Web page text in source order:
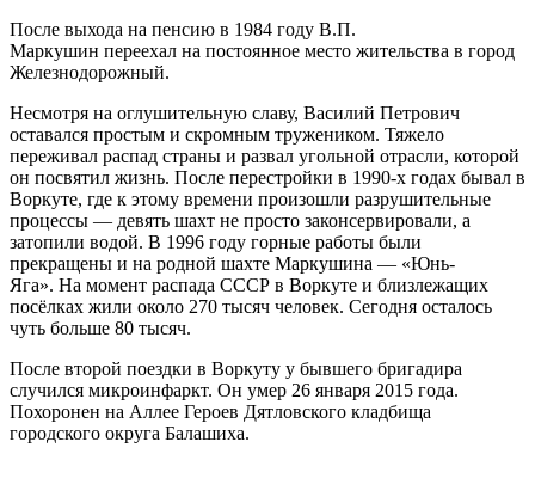
После выхода на пенсию в 1984 году В.П.
Маркушин переехал на постоянное место жительства в город
Железнодорожный.
Несмотря на оглушительную славу, Василий Петрович
оставался простым и скромным тружеником. Тяжело
переживал распад страны и развал угольной отрасли, которой
он посвятил жизнь. После перестройки в 1990-х годах бывал в
Воркуте, где к этому времени произошли разрушительные
процессы — девять шахт не просто законсервировали, а
затопили водой. В 1996 году горные работы были
прекращены и на родной шахте Маркушина — «Юнь-
Яга». На момент распада СССР в Воркуте и близлежащих
посёлках жили около 270 тысяч человек. Сегодня осталось
чуть больше 80 тысяч.
После второй поездки в Воркуту у бывшего бригадира
случился микроинфаркт. Он умер 26 января 2015 года.
Похоронен на Аллее Героев Дятловского кладбища
городского округа Балашиха.